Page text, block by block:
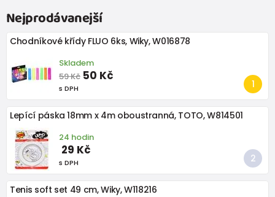
Nejprodávanejší
Chodníkové křídy FLUO 6ks, Wiky, W016878
Skladem
59 Kč 50 Kč
s DPH
Lepící páska 18mm x 4m oboustranná, TOTO, W814501
24 hodin
29 Kč
s DPH
Tenis soft set 49 cm, Wiky, W118216